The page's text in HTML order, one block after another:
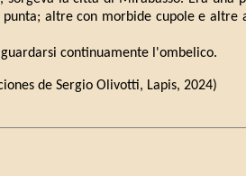
altre con morbide cupole e altre
continuamente l'ombelico.
de Sergio Olivotti, Lapis, 2024)